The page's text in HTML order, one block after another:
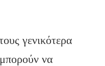
γενικότερα
να